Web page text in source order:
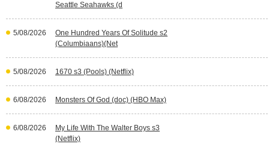
Seattle Seahawks (d
5/08/2026
One Hundred Years Of Solitude s2
(Columbiaans)(Net
5/08/2026 1670 s3 (Pools) (Netflix)
6/08/2026 Monsters Of God (doc) (HBO Max)
6/08/2026
My Life With The Walter Boys s3
(Netflix)